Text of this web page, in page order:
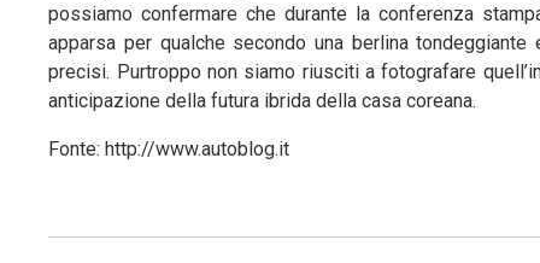
possiamo confermare che durante la conferenza
apparsa per qualche secondo una berlina
precisi. Purtroppo non siamo riusciti a fotografare
anticipazione della futura ibrida della casa coreana.
Fonte: http://www.autoblog.it